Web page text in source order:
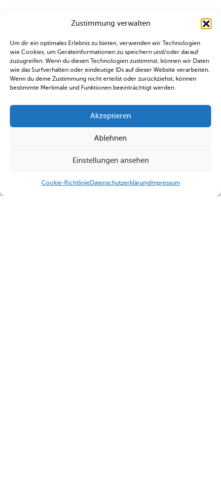
Zustimmung verwalten
Um dir ein optimales Erlebnis zu bieten, verwenden wir Technologien
wie Cookies, um Geräteinformationen zu speichern und/oder darauf
zuzugreifen. Wenn du diesen Technologien zustimmst, können wir Daten
wie das Surfverhalten oder eindeutige IDs auf dieser Website verarbeiten.
Wenn du deine Zustimmung nicht erteilst oder zurückziehst, können
bestimmte Merkmale und Funktionen beeinträchtigt werden.
Akzeptieren
Ablehnen
Einstellungen ansehen
Cookie-RichtlinieDatenschutzerklärungImpressum